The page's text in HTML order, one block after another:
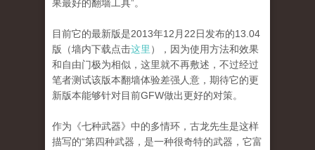
果最好的翻墙工具”。
目前它的最新版是2013年12月22日发布的13.04
版（墙内下载点击这里 ），因为使用方法和效果
和自由门极为相似，这里就不再敷述，不过经过
笔者测试该版本翻墙体验差强人意，期待它的更
新版本能够针对目前GFW做出更好的对策。
作为《七种武器》中的多情环，古龙先生是这样
描写的“第四种武器，是一种很奇特的武器，它富